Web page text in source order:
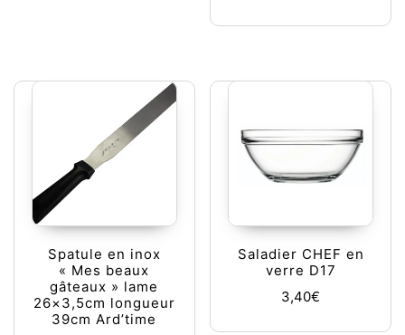
Spatule en inox
« Mes beaux
gâteaux » lame
26×3,5cm longueur
39cm Ard’time
Saladier CHEF en
verre D17
3,40€